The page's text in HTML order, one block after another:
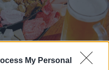
My Personal